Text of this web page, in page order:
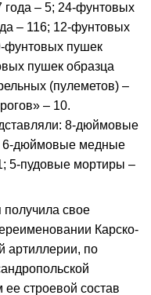
года – 5; 24-фунтовых
– 116; 12-фунтовых
фунтовых пушек
пушек образца
(пулеметов) –
– 10.
8-дюймовые
6-дюймовые медные
5-пудовые мортиры –
получила свое
Карско-
артиллерии, по
строевой состав